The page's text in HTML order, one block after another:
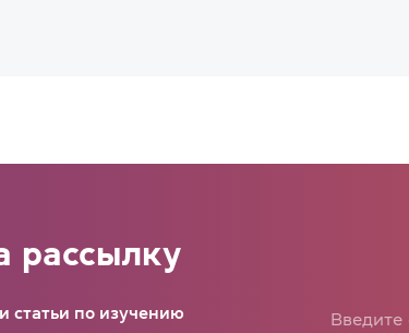
рассылку
статьи по изучению